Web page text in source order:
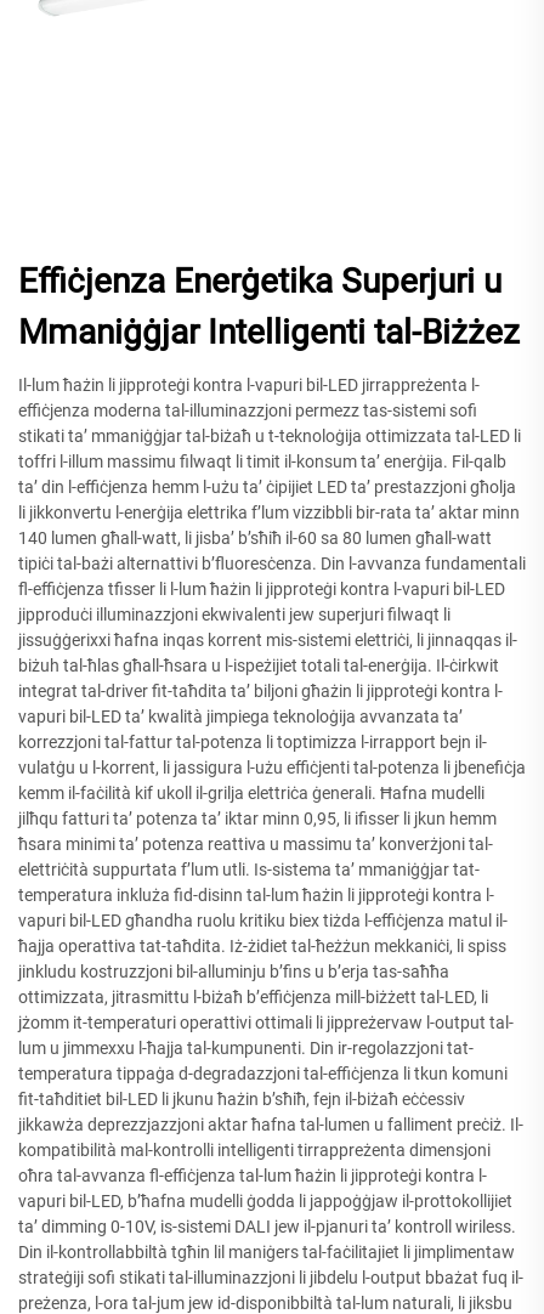
Effiċjenza Enerġetika Superjuri u
Mmaniġġjar Intelligenti tal-Biżżez
Il-lum ħażin li jipproteġi kontra l-vapuri bil-LED jirrappreżenta l-
effiċjenza moderna tal-illuminazzjoni permezz tas-sistemi sofi
stikati ta’ mmaniġġjar tal-biżaħ u t-teknoloġija ottimizzata tal-LED li
toffri l-illum massimu filwaqt li timit il-konsum ta’ enerġija. Fil-qalb
ta’ din l-effiċjenza hemm l-użu ta’ ċipijiet LED ta’ prestazzjoni għolja
li jikkonvertu l-enerġija elettrika f’lum vizzibbli bir-rata ta’ aktar minn
140 lumen għall-watt, li jisba’ b’sħiħ il-60 sa 80 lumen għall-watt
tipiċi tal-bażi alternattivi b’fluoresċenza. Din l-avvanza fundamentali
fl-effiċjenza tfisser li l-lum ħażin li jipproteġi kontra l-vapuri bil-LED
jipproduċi illuminazzjoni ekwivalenti jew superjuri filwaqt li
jissuġġerixxi ħafna inqas korrent mis-sistemi elettriċi, li jinnaqqas il-
biżuh tal-ħlas għall-ħsara u l-ispeżijiet totali tal-enerġija. Il-ċirkwit
integrat tal-driver fit-taħdita ta’ biljoni għażin li jipproteġi kontra l-
vapuri bil-LED ta’ kwalità jimpiega teknoloġija avvanzata ta’
korrezzjoni tal-fattur tal-potenza li toptimizza l-irrapport bejn il-
vulatġu u l-korrent, li jassigura l-użu effiċjenti tal-potenza li jbenefiċja
kemm il-faċilità kif ukoll il-grilja elettriċa ġenerali. Ħafna mudelli
jilħqu fatturi ta’ potenza ta’ iktar minn 0,95, li ifisser li jkun hemm
ħsara minimi ta’ potenza reattiva u massimu ta’ konverżjoni tal-
elettriċità suppurtata f’lum utli. Is-sistema ta’ mmaniġġjar tat-
temperatura inkluża fid-disinn tal-lum ħażin li jipproteġi kontra l-
vapuri bil-LED għandha ruolu kritiku biex tiżda l-effiċjenza matul il-
ħajja operattiva tat-taħdita. Iż-żidiet tal-ħeżżun mekkaniċi, li spiss
jinkludu kostruzzjoni bil-alluminju b’fins u b’erja tas-saħħa
ottimizzata, jitrasmittu l-biżaħ b’effiċjenza mill-biżżett tal-LED, li
jżomm it-temperaturi operattivi ottimali li jippreżervaw l-output tal-
lum u jimmexxu l-ħajja tal-kumpunenti. Din ir-regolazzjoni tat-
temperatura tippaġa d-degradazzjoni tal-effiċjenza li tkun komuni
fit-taħditiet bil-LED li jkunu ħażin b’sħiħ, fejn il-biżaħ eċċessiv
jikkawża deprezzjazzjoni aktar ħafna tal-lumen u falliment preċiż. Il-
kompatibilità mal-kontrolli intelligenti tirrappreżenta dimensjoni
oħra tal-avvanza fl-effiċjenza tal-lum ħażin li jipproteġi kontra l-
vapuri bil-LED, b’ħafna mudelli ġodda li jappoġġjaw il-prottokollijiet
ta’ dimming 0-10V, is-sistemi DALI jew il-pjanuri ta’ kontroll wiriless.
Din il-kontrollabbiltà tgħin lil maniġers tal-faċilitajiet li jimplimentaw
strateġiji sofi stikati tal-illuminazzjoni li jibdelu l-output bbażat fuq il-
preżenza, l-ora tal-jum jew id-disponibbiltà tal-lum naturali, li jiksbu